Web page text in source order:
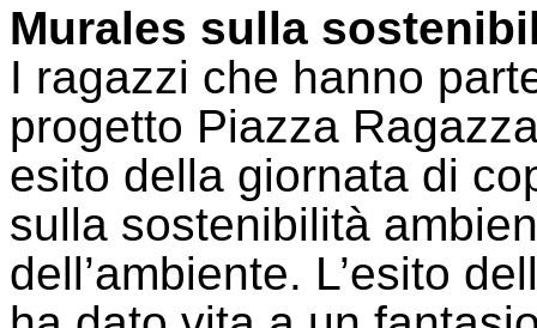
Murales sulla
I ragazzi che hanno
progetto Piazza
esito della giornata di
sulla sostenibilità
dell’ambiente. L’esito